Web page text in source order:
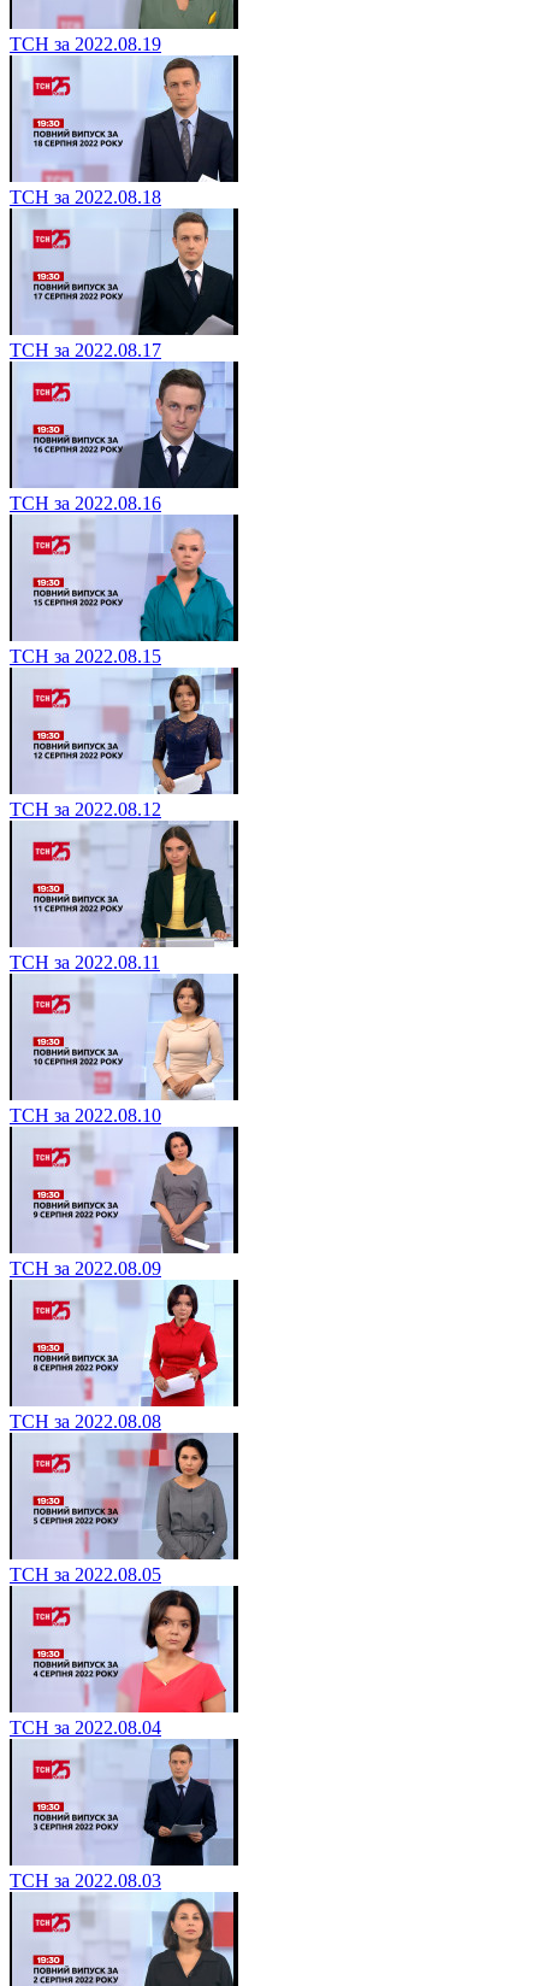
ТСН за 2022.08.19
ТСН за 2022.08.18
ТСН за 2022.08.17
ТСН за 2022.08.16
ТСН за 2022.08.15
ТСН за 2022.08.12
ТСН за 2022.08.11
ТСН за 2022.08.10
ТСН за 2022.08.09
ТСН за 2022.08.08
ТСН за 2022.08.05
ТСН за 2022.08.04
ТСН за 2022.08.03